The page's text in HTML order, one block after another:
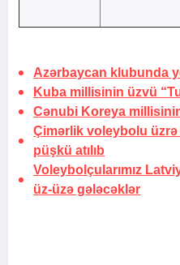
Azərbaycan klubunda
Kuba millisinin üzvü
Cənubi Koreya
Çimərlik voleybolu üzrə
püşkü atılıb
Voleybolçularımız
üz-üzə gələcəklər